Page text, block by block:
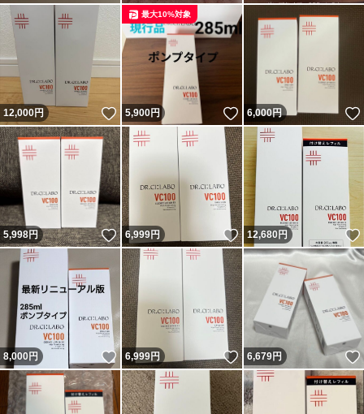
12,000円 いいね！
5,900円 いいね！
最大10%対象
6,000円
5,998円 いいね！
6,999円 いいね！
12,680円
8,000円 いいね！
6,999円 いいね！
6,679円